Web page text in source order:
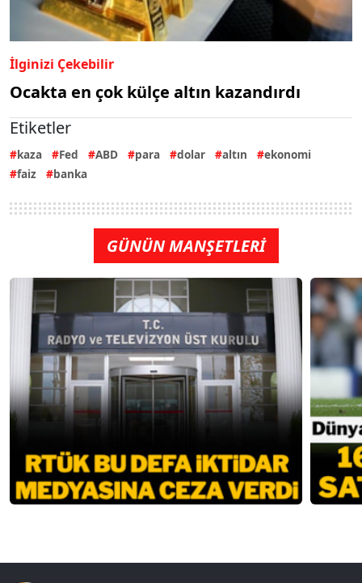
İlginizi Çekebilir
Ocakta en çok külçe altın kazandırdı
Etiketler
kaza Fed ABD para dolar altın
ekonomi
faiz
banka
GÜNÜN MANŞETLERİ